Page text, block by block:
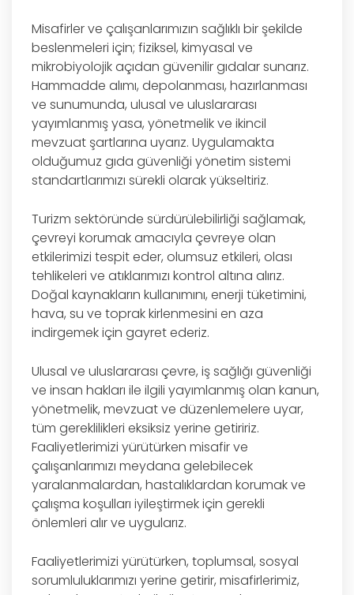
Misafirler ve çalışanlarımızın sağlıklı bir şekilde
beslenmeleri için; fiziksel, kimyasal ve
mikrobiyolojik açıdan güvenilir gıdalar sunarız.
Hammadde alımı, depolanması, hazırlanması
ve sunumunda, ulusal ve uluslararası
yayımlanmış yasa, yönetmelik ve ikincil
mevzuat şartlarına uyarız. Uygulamakta
olduğumuz gıda güvenliği yönetim sistemi
standartlarımızı sürekli olarak yükseltiriz.
Turizm sektöründe sürdürülebilirliği sağlamak,
çevreyi korumak amacıyla çevreye olan
etkilerimizi tespit eder, olumsuz etkileri, olası
tehlikeleri ve atıklarımızı kontrol altına alırız.
Doğal kaynakların kullanımını, enerji tüketimini,
hava, su ve toprak kirlenmesini en aza
indirgemek için gayret ederiz.
Ulusal ve uluslararası çevre, iş sağlığı güvenliği
ve insan hakları ile ilgili yayımlanmış olan kanun,
yönetmelik, mevzuat ve düzenlemelere uyar,
tüm gereklilikleri eksiksiz yerine getiririz.
Faaliyetlerimizi yürütürken misafir ve
çalışanlarımızı meydana gelebilecek
yaralanmalardan, hastalıklardan korumak ve
çalışma koşulları iyileştirmek için gerekli
önlemleri alır ve uygularız.
Faaliyetlerimizi yürütürken, toplumsal, sosyal
sorumluluklarımızı yerine getirir, misafirlerimiz,